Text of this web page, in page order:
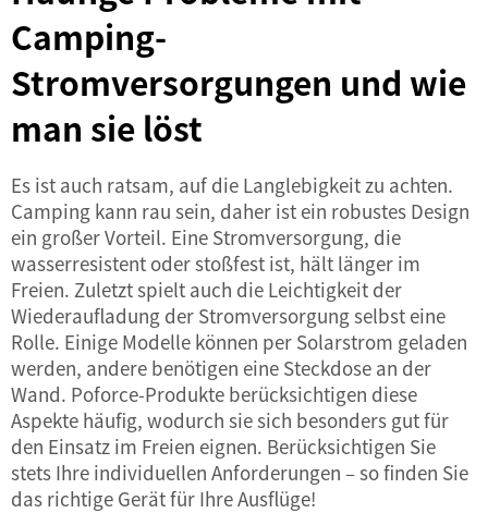
Camping-
Stromversorgungen und wie
man sie löst
Es ist auch ratsam, auf die Langlebigkeit zu achten.
Camping kann rau sein, daher ist ein robustes Design
ein großer Vorteil. Eine Stromversorgung, die
wasserresistent oder stoßfest ist, hält länger im
Freien. Zuletzt spielt auch die Leichtigkeit der
Wiederaufladung der Stromversorgung selbst eine
Rolle. Einige Modelle können per Solarstrom geladen
werden, andere benötigen eine Steckdose an der
Wand. Poforce-Produkte berücksichtigen diese
Aspekte häufig, wodurch sie sich besonders gut für
den Einsatz im Freien eignen. Berücksichtigen Sie
stets Ihre individuellen Anforderungen – so finden Sie
das richtige Gerät für Ihre Ausflüge!